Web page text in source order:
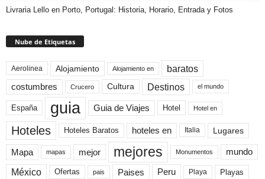
Livraria Lello en Porto, Portugal: Historia, Horario, Entrada y Fotos
Nube de Etiquetas
Aerolinea Alojamiento Alojamiento en baratos
costumbres Crucero Cultura Destinos el mundo
España guia Guia de Viajes Hotel Hotel en
Hoteles Hoteles Baratos hoteles en Italia Lugares
Mapa mapas mejor mejores Monumentos mundo
México Ofertas pais Paises Peru Playa Playas